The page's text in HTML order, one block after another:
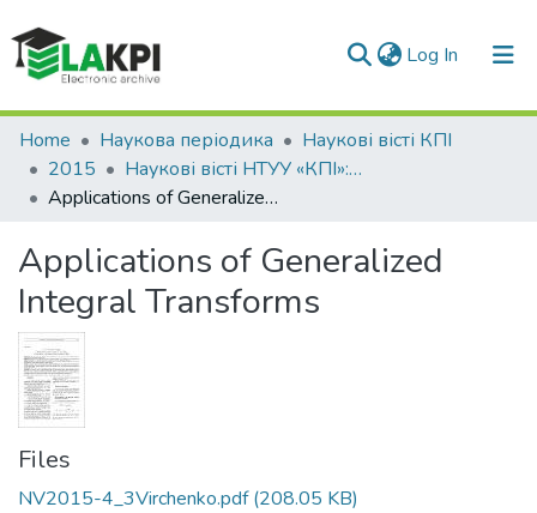
Log In (current)
Communities & Collections
All of DSpace
Home Наукова періодика
Наукові вісті КПІ
2015
Наукові вісті НТУУ «КПІ»: науково-технічний журнал, № 4(102)
Applications of Generalized Integral Transforms
Applications of Generalized
Integral Transforms
Files
NV2015-4_3Virchenko.pdf(208.05 KB)